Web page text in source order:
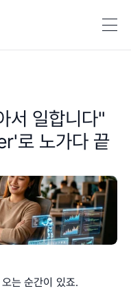
서 일합니다"
로 노가다 끝
는 순간이 있죠.